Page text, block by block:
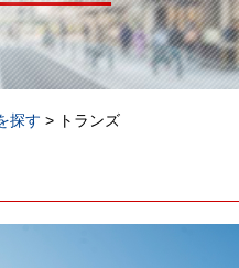
探す > トランズ